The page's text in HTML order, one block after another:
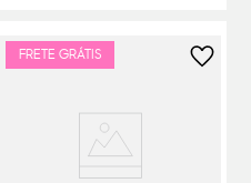
FRETE GRÁTIS